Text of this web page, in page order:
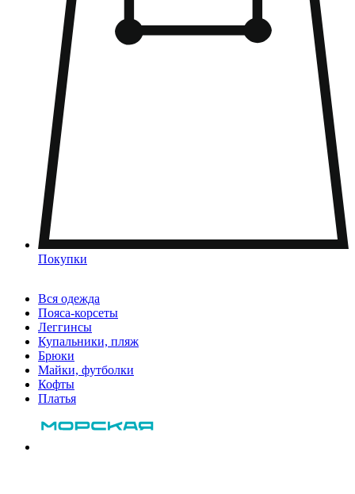
Покупки
Вся одежда
Пояса-корсеты
Леггинсы
Купальники, пляж
Брюки
Майки, футболки
Кофты
Платья